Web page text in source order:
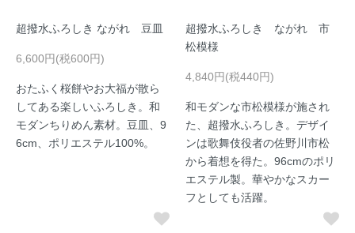
超撥水ふろしき ながれ 豆皿
6,600円(税600円)
おたふく桜餅やお大福が散ら
してある楽しいふろしき。和
モダンちりめん素材。豆皿、9
6cm、ポリエステル100%。
超撥水ふろしき ながれ 市
松模様
4,840円(税440円)
和モダンな市松模様が施され
た、超撥水ふろしき。デザイ
ンは歌舞伎役者の佐野川市松
から着想を得た。96cmのポリ
エステル製。華やかなスカー
フとしても活躍。